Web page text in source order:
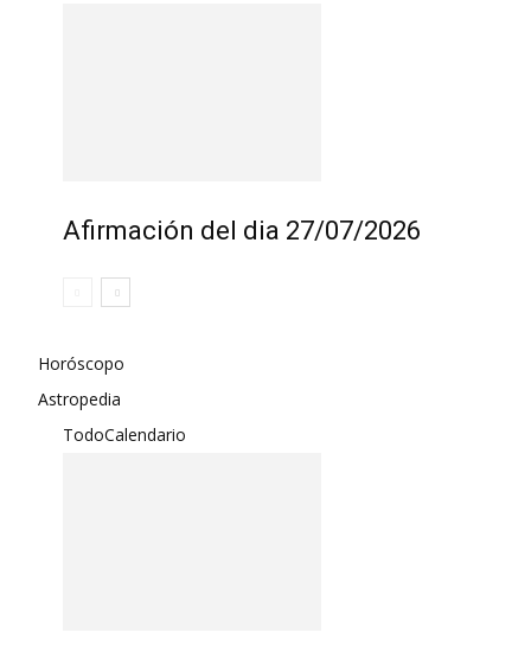
Afirmación del dia 27/07/2026
Horóscopo
Astropedia
TodoCalendario